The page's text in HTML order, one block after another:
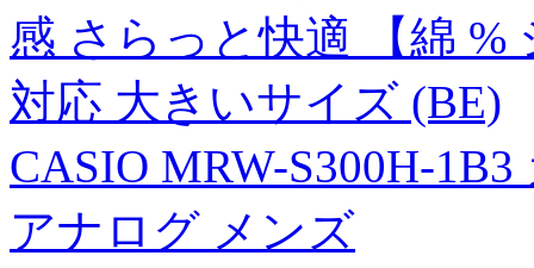
感 さらっと快適 【綿 %
対応 大きいサイズ (BE)
CASIO MRW-S300H-
アナログ メンズ